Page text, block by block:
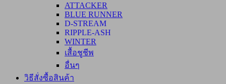
ATTACKER
BLUE RUNNER
D-STREAM
RIPPLE-ASH
WINTER
เสื้อชูชีพ
อื่นๆ
วิธีสั่งซื้อสินค้า